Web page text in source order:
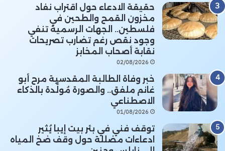
حقيقة الادعاء حول اقتراب نفاد
مخزون القمح والطحين في
فلسطين.. الجهات الرسمية تنفي
وجود نقص رغم تضارب تصريحات
نقابة أصحاب المخابز
02/08/2026
خبر وفاة الطالبة المقدسية مرح أبو
غانم ملفق.. والصورة مُولَّدة بالذكاء
الاصطناعي
01/08/2026
توقف فني في بئر بيت إيبا يُثير
ادعاءات مضللة حول وقف ضخ المياه